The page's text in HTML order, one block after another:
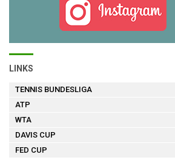
LINKS
TENNIS BUNDESLIGA
ATP
WTA
DAVIS CUP
FED CUP